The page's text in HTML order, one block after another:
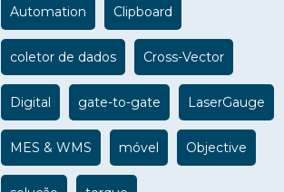
Automation Clipboard
coletor de dados Cross-Vector
Digital gate-to-gate LaserGauge
MES & WMS móvel Objective